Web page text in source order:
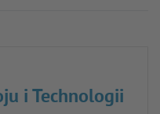
i Technologii